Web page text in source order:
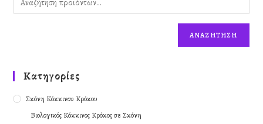
ΑΝΑΖΉΤΗΣΗ
Kατηγορίες
Σκόνη Κόκκινου Κρόκου
Βιολογικός Κόκκινος Κρόκος σε Σκόνη